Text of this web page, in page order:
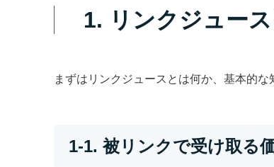
1. リンクジュー
まずはリンクジュースとは何か、基本的な
1-1. 被リンクで受け取る